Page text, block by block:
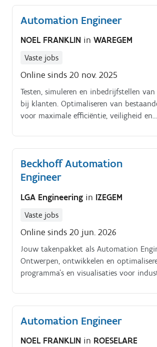
Automation Engineer
NOEL FRANKLIN in WAREGEM
Vaste jobs
Online sinds 20 nov. 2025
Testen, simuleren en inbedrijfstellen
bij klanten. Optimaliseren van
voor maximale efficiëntie, veiligheid en
Beckhoff Automation
Engineer
LGA Engineering in IZEGEM
Vaste jobs
Online sinds 20 jun. 2026
Jouw takenpakket als Automation
Ontwerpen, ontwikkelen en
programma's en visualisaties voor
Automation Engineer
NOEL FRANKLIN in ROESELARE